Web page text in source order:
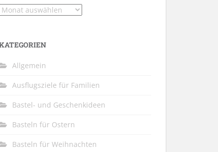
Archiv
Allgemein
Ausflugsziele für Familien
Bastel- und Geschenkideen
Basteln für Ostern
Basteln für Weihnachten